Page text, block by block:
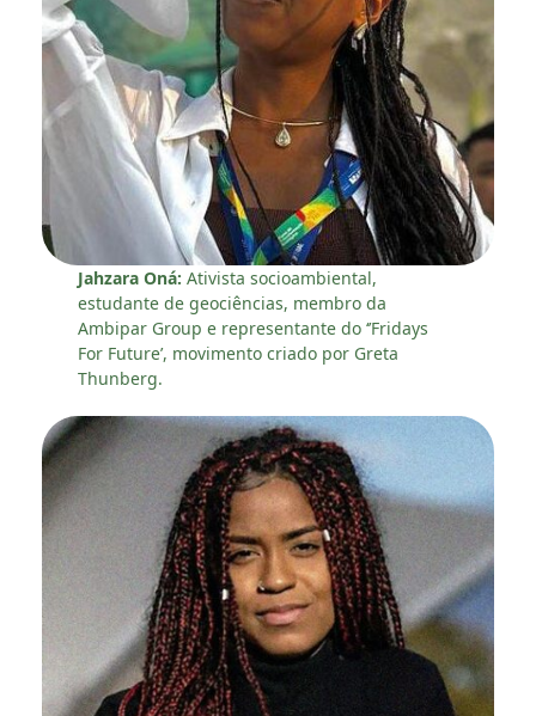
Jahzara Oná:Ativista socioambiental,
estudante de geociências, membro da
Ambipar Group e representante do ‘’Fridays
For Future’, movimento criado por Greta
Thunberg.